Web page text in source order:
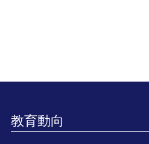
教育動向